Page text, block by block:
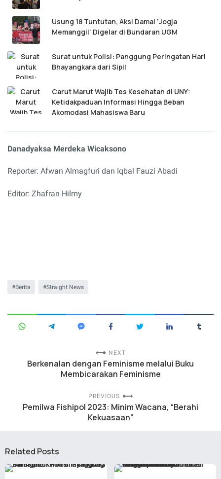
Usung 18 Tuntutan, Aksi Damai ‘Jogja
Memanggil’ Digelar di Bundaran UGM
Surat untuk Polisi: Panggung Peringatan Hari
Bhayangkara dari Sipil
Carut Marut Wajib Tes Kesehatan di UNY:
Ketidakpaduan Informasi Hingga Beban
Akomodasi Mahasiswa Baru
Danadyaksa Merdeka Wicaksono
Reporter: Afwan Almagfuri dan Iqbal Fauzi Abadi
Editor: Zhafran Hilmy
Berita Straight News
NEXT
Berkenalan dengan Feminisme melalui Buku
Membicarakan Feminisme
PREVIOUS
Pemilwa Fishipol 2023: Minim Wacana, “Berahi
Kekuasaan”
Related Posts